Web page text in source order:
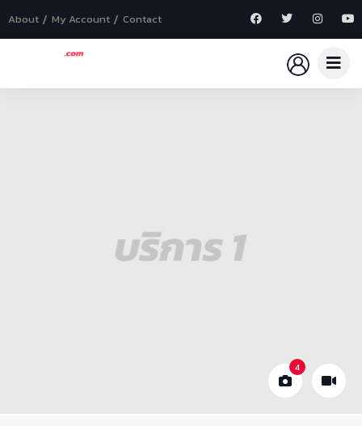
About My Account Contact
4